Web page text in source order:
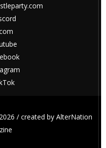
/ created by AlterNation